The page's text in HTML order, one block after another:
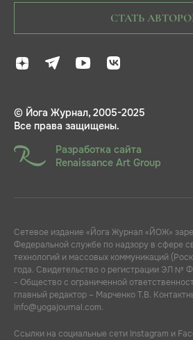
СТАТЬ
© Йога Журнал, 2005-2025
Все права защищены.
Разработка сайта
Renaissance Art Group
Сетевое издание «Йога Журнал «ЙОЖ»
Федеральной службе по надзору в сфере
технологий и массовых коммуникаций
года. Свидетельство о регистрации ЭЛ №
- Общество с ограниченной
главный редактор – Марченко Т.В.
info@yogajournal.com.
Ссылки на социальные сети Instagram и